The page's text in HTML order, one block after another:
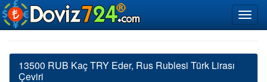
13500 RUB Kaç TRY Eder, Rus Rublesi Türk Lirası
Çeviri